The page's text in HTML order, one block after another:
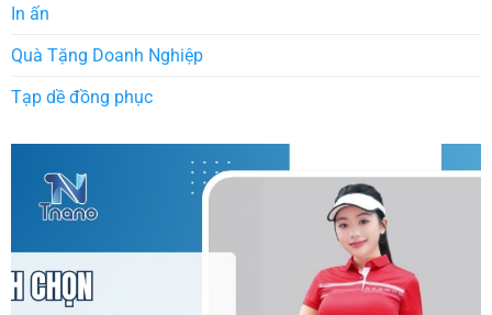
In ấn
Quà Tặng Doanh Nghiệp
Tạp dề đồng phục